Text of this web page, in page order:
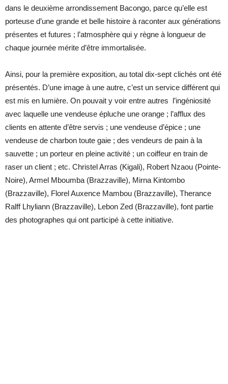
dans le deuxième arrondissement Bacongo, parce qu’elle est
porteuse d’une grande et belle histoire à raconter aux générations
présentes et futures ; l’atmosphère qui y règne à longueur de
chaque journée mérite d’être immortalisée.
Ainsi, pour la première exposition, au total dix-sept clichés ont été
présentés. D’une image à une autre, c’est un service différent qui
est mis en lumière. On pouvait y voir entre autres l’ingéniosité
avec laquelle une vendeuse épluche une orange ; l’afflux des
clients en attente d’être servis ; une vendeuse d’épice ; une
vendeuse de charbon toute gaie ; des vendeurs de pain à la
sauvette ; un porteur en pleine activité ; un coiffeur en train de
raser un client ; etc. Christel Arras (Kigali), Robert Nzaou (Pointe-
Noire), Armel Mboumba (Brazzaville), Mirna Kintombo
(Brazzaville), Florel Auxence Mambou (Brazzaville), Therance
Ralff Lhyliann (Brazzaville), Lebon Zed (Brazzaville), font partie
des photographes qui ont participé à cette initiative.